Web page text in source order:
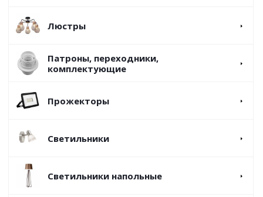
Люстры
Патроны, переходники,
комплектующие
Прожекторы
Светильники
Светильники напольные